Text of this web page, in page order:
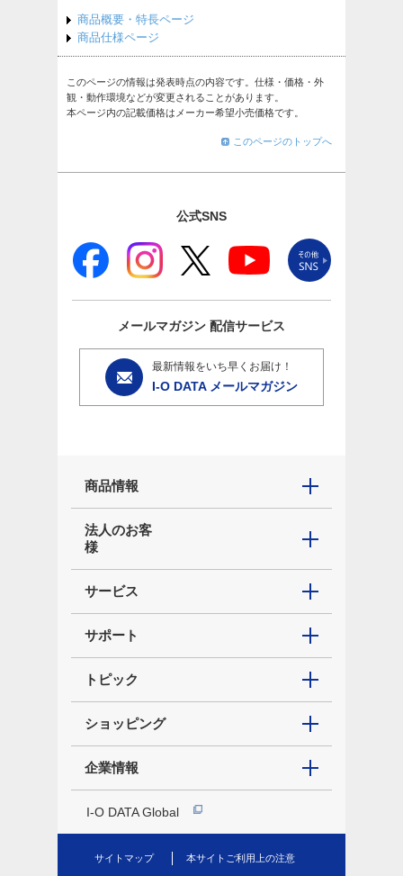
商品概要・特長ページ
商品仕様ページ
このページの情報は発表時点の内容です。仕様・価格・外
観・動作環境などが変更されることがあります。
本ページ内の記載価格はメーカー希望小売価格です。
このページのトップへ
公式SNS
メールマガジン 配信サービス
最新情報をいち早くお届け！
I-O DATA メールマガジン
商品情報
法人のお客
様
サービス
サポート
トピック
ショッピング
企業情報
I-O DATA Global
サイトマップ 本サイトご利用上の注意